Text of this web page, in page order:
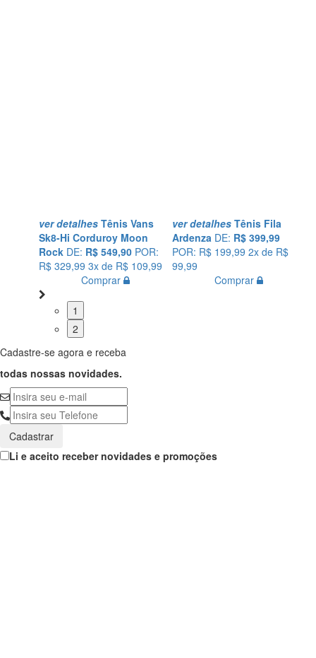
Tênis Vans
Moon
R$ 549,90 POR:
3x de R$ 109,99
ver detalhes
Tênis Fila
ArdenzaDE:
R$ 399,99
POR: R$ 199,99
2x de R$
99,99
ver detalhes
Converse Run
DE: R$ 749,90
1
2
Cadastre-se agora e receba
todas nossas novidades.
Cadastrar
Li e aceito receber novidades e promoções